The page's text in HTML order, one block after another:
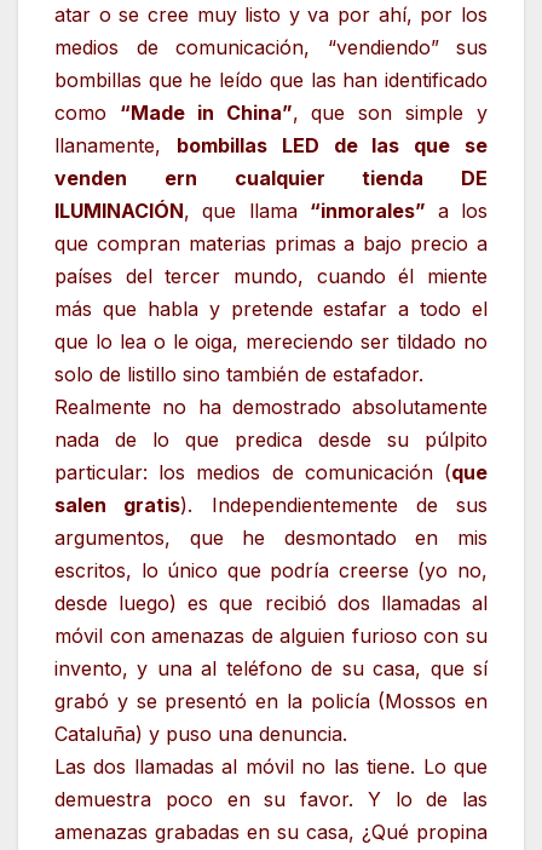
atar o se cree muy listo y va por ahí, por los
medios de comunicación, “vendiendo” sus
bombillas que he leído que las han identificado
como “Made in China”, que son simple y
llanamente, bombillas LED de las que se
venden ern cualquier tienda DE
ILUMINACIÓN, que llama “inmorales” a los
que compran materias primas a bajo precio a
países del tercer mundo, cuando él miente
más que habla y pretende estafar a todo el
que lo lea o le oiga, mereciendo ser tildado no
solo de listillo sino también de estafador.
Realmente no ha demostrado absolutamente
nada de lo que predica desde su púlpito
particular: los medios de comunicación (que
salen gratis). Independientemente de sus
argumentos, que he desmontado en mis
escritos, lo único que podría creerse (yo no,
desde luego) es que recibió dos llamadas al
móvil con amenazas de alguien furioso con su
invento, y una al teléfono de su casa, que sí
grabó y se presentó en la policía (Mossos en
Cataluña) y puso una denuncia.
Las dos llamadas al móvil no las tiene. Lo que
demuestra poco en su favor. Y lo de las
amenazas grabadas en su casa, ¿Qué propina